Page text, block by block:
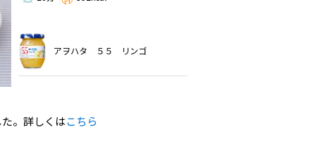
アヲハタ ５５ リンゴ
。詳しくはこちら